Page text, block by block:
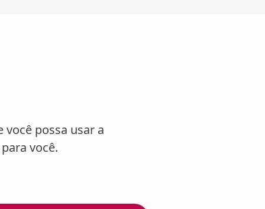
possa usar a
você.